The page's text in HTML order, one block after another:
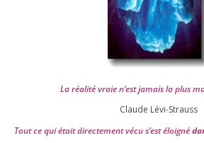
La réa­lité vraie n’est jamais la plus
Claude Lévi-Strauss
Tout ce qui était direc­te­ment vécu s’est éloi­gné